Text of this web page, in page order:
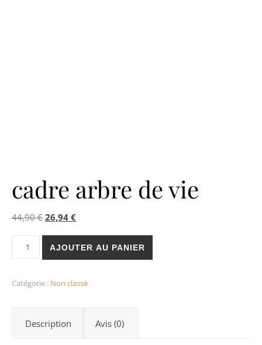
cadre arbre de vie
44,90€ Le prix initial était : 44,90 €.
26,94 €Le prix actuel est : 26,94 €.
AJOUTER AU PANIER
Catégorie : Non classé
Description Avis (0)